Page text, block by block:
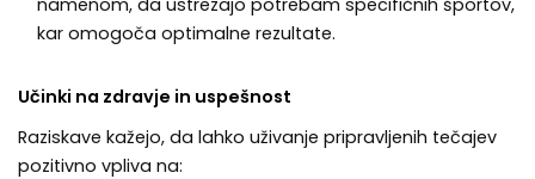
namenom, da ustrezajo potrebam specifičnih športov,
kar omogoča optimalne rezultate.
Učinki na zdravje in uspešnost
Raziskave kažejo, da lahko uživanje pripravljenih tečajev
pozitivno vpliva na: